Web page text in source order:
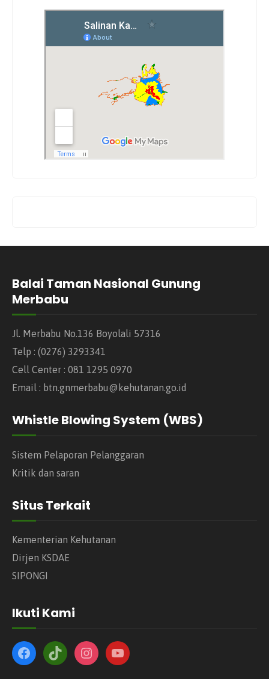
Balai Taman Nasional Gunung
Merbabu
Jl. Merbabu No.136 Boyolali 57316
Telp : (0276) 3293341
Cell Center : 081 1295 0970
Email : btn.gnmerbabu@kehutanan.go.id
Whistle Blowing System (WBS)
Sistem Pelaporan Pelanggaran
Kritik dan saran
Situs Terkait
Kementerian Kehutanan
Dirjen KSDAE
SIPONGI
Ikuti Kami